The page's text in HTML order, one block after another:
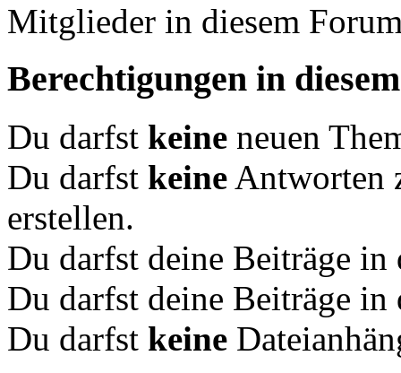
Mitglieder in diesem
Berechtigungen in
Du darfst keine neuen
Du darfst keine Antworten
erstellen.
Du darfst deine Beiträge
Du darfst deine Beiträge
Du darfst keine